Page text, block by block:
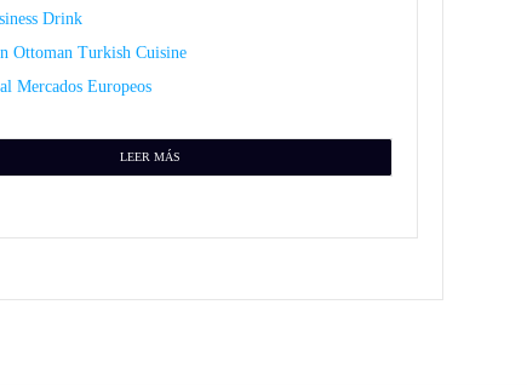
Drink
Ottoman Turkish Cuisine
Mercados Europeos
LEER MÁS